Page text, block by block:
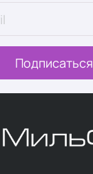
Подписаться